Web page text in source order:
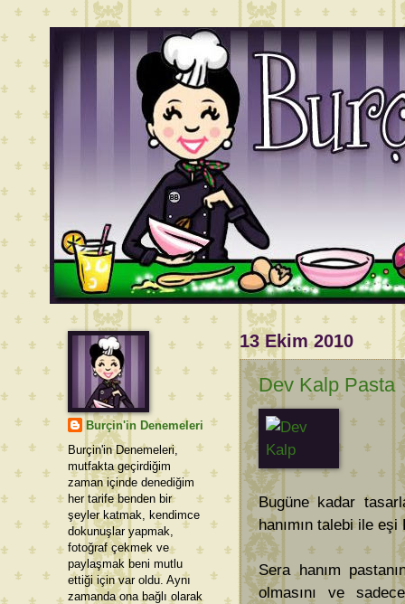
13 Ekim 2010
Dev Kalp Pasta
Bugüne kadar
hanımın talebi ile
Sera hanım
olmasını ve
Burçin'in Denemeleri
Burçin'in Denemeleri,
mutfakta geçirdiğim
zaman içinde denediğim
her tarife benden bir
şeyler katmak, kendimce
dokunuşlar yapmak,
fotoğraf çekmek ve
paylaşmak beni mutlu
ettiği için var oldu. Aynı
zamanda ona bağlı olarak